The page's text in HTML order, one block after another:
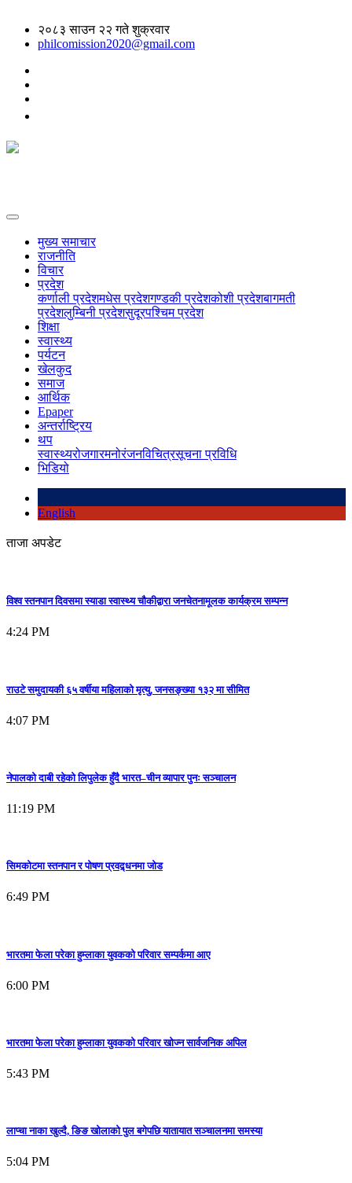
२०८३ साउन २२ गते शुक्रवार
philcomission2020@gmail.com
मुख्य समाचार
राजनीति
विचार
प्रदेश
कर्णाली प्रदेशमधेस प्रदेशगण्डकी प्रदेशकोशी प्रदेशबागमती
प्रदेशलुम्बिनी प्रदेशसुदूरपश्चिम प्रदेश
शिक्षा
स्वास्थ्य
पर्यटन
खेलकुद
समाज
आर्थिक
Epaper
अन्तर्राष्ट्रिय
थप
स्वास्थ्यरोजगारमनोरंजनविचित्रसूचना प्रविधि
भिडियो
English
ताजा अपडेट
विश्व स्तनपान दिवसमा स्याडा स्वास्थ्य चौकीद्वारा जनचेतनामूलक कार्यक्रम सम्पन्न
4:24 PM
राउटे समुदायकी ६५ वर्षीया महिलाको मृत्यु, जनसङ्ख्या १३२ मा सीमित
4:07 PM
नेपालको दाबी रहेको लिपुलेक हुँदै भारत–चीन व्यापार पुनः सञ्चालन
11:19 PM
सिमकोटमा स्तनपान र पोषण प्रवद्र्धनमा जोड
6:49 PM
भारतमा फेला परेका हुम्लाका युवकको परिवार सम्पर्कमा आए
6:00 PM
भारतमा फेला परेका हुम्लाका युवकको परिवार खोज्न सार्वजनिक अपिल
5:43 PM
लाप्चा नाका खुल्दै, ङिङ खोलाको पुल बगेपछि यातायात सञ्चालनमा समस्या
5:04 PM